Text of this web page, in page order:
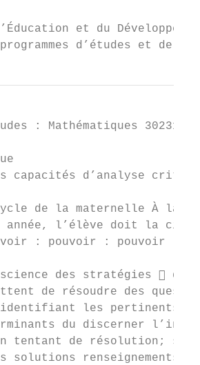
et du
d’études et de
: Mathématiques
capacités d’analyse
de la maternelle À la
année, l’élève doit la
: pouvoir : pouvoir :
des stratégies 
de résoudre des
identifiant les pertinents
du discerner
tentant de résolution; sa
solutions